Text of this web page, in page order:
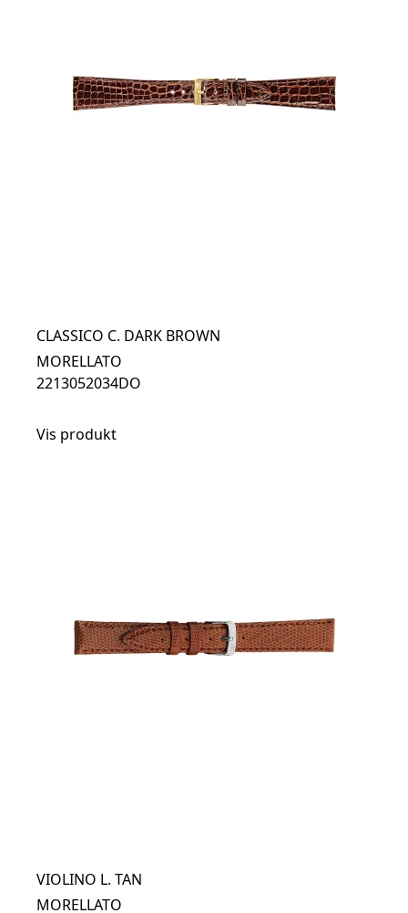
CLASSICO C. DARK BROWN
MORELLATO
2213052034DO
Vis produkt
VIOLINO L. TAN
MORELLATO